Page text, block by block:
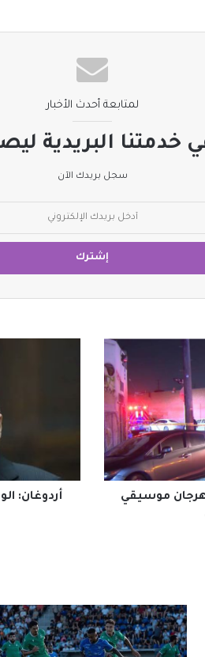
لمتابعة أحدث الأخبار
خدمتنا البريدية
سجل بريدك الآن
موسيقي
حرجة
أردوغان: